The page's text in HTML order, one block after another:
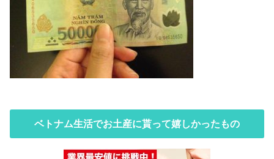
ベトナム生活でお土産に貰って嬉しかったもの